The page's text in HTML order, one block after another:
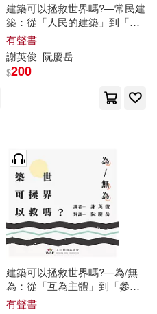
建築可以拯救世界嗎?—常民建
築：從「人民的建築」到「人
民的城市」 (有聲書)
有聲書
謝英俊 阮慶岳
$200
建築可以拯救世界嗎?—為/無
為：從「互為主體」到「參與
式建築」 (有聲書)
有聲書